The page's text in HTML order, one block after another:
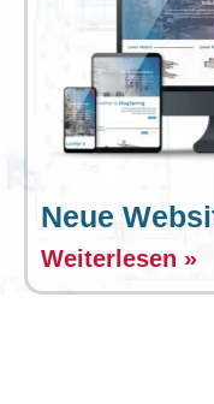
Neue
Weiterlesen »